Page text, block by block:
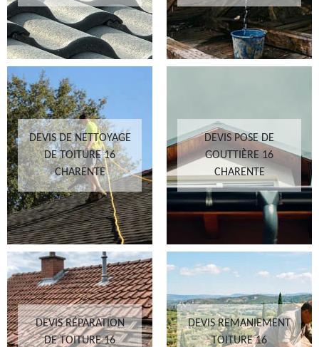
DEVIS DE NETTOYAGE
DE TOITURE 16
CHARENTE
DEVIS POSE DE
GOUTTIÈRE 16
CHARENTE
DEVIS RÉPARATION
DE TOITURE 16
DEVIS REMANIEMENT
TOITURE 16